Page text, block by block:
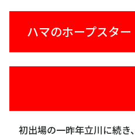
ハマのホープスター
初出場の一昨年立川に続き